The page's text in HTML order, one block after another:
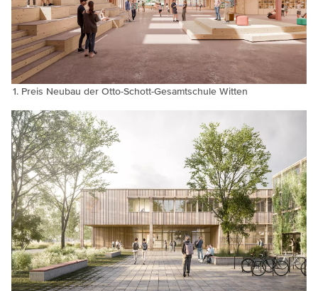
Preis Neubau der Otto-Schott-Gesamtschule Witten